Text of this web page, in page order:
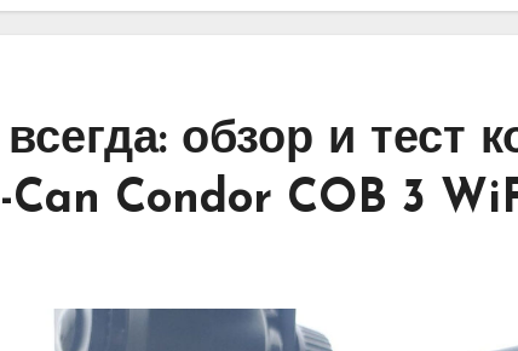
обзор и тест
Can Condor COB 3